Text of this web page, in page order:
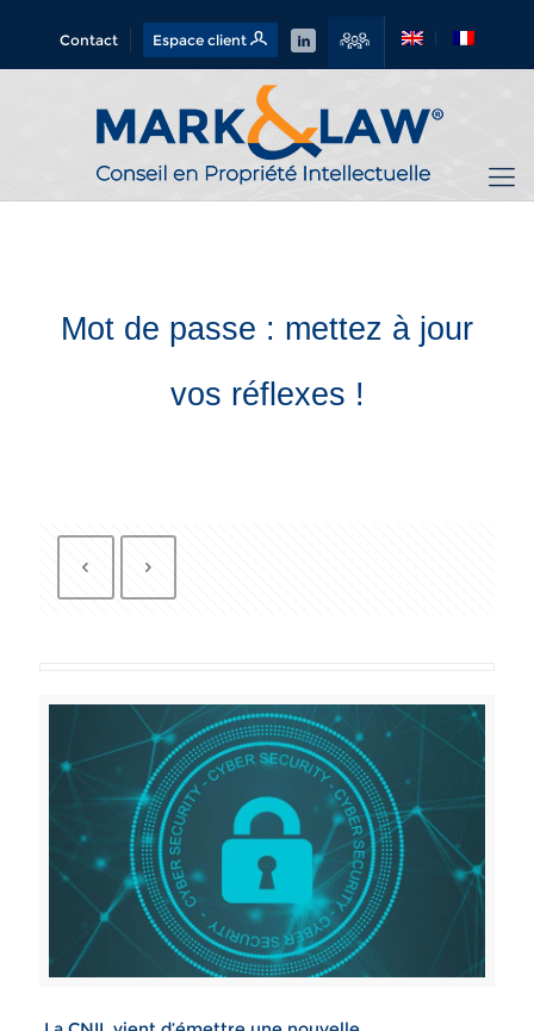
Contact Espace client
Mot de passe : mettez à jour
vos réflexes !